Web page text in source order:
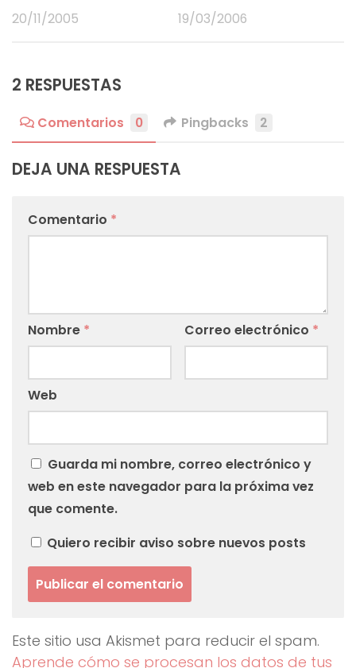
20/11/2005 19/03/2006
2 RESPUESTAS
Comentarios 0 Pingbacks 2
DEJA UNA RESPUESTA
Comentario *
Nombre * Correo electrónico *
Web
Guarda mi nombre, correo electrónico y
web en este navegador para la próxima vez
que comente.
Quiero recibir aviso sobre nuevos posts
Este sitio usa Akismet para reducir el spam.
Aprende cómo se procesan los datos de tus